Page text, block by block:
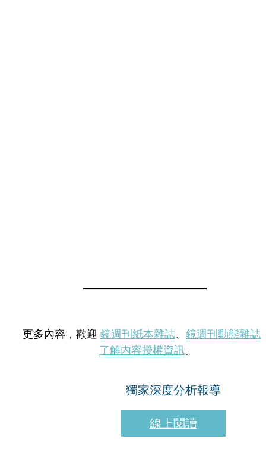
更多內容，歡迎 鏡週刊紙本雜誌、 鏡週刊動態雜誌
了解內容授權資訊。
獨家深度分析報導
線上閱讀